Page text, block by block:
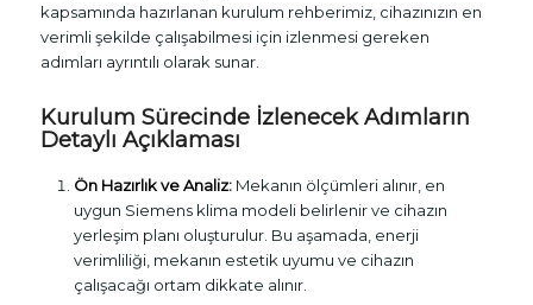
kapsamında hazırlanan kurulum rehberimiz, cihazınızın en
verimli şekilde çalışabilmesi için izlenmesi gereken
adımları ayrıntılı olarak sunar.
Kurulum Sürecinde İzlenecek Adımların
Detaylı Açıklaması
Ön Hazırlık ve Analiz:Mekanın ölçümleri alınır, en
uygun Siemens klima modeli belirlenir ve cihazın
yerleşim planı oluşturulur. Bu aşamada, enerji
verimliliği, mekanın estetik uyumu ve cihazın
çalışacağı ortam dikkate alınır.